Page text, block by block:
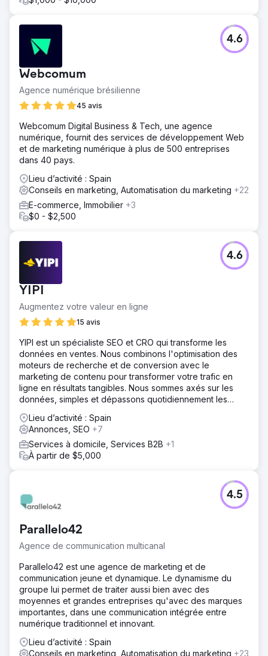
Webcomum
Agence numérique brésilienne
45 avis
4.6
Webcomum Digital Business & Tech, une agence
numérique, fournit des services de développement Web
et de marketing numérique à plus de 500 entreprises
dans 40 pays.
Lieu d’activité : Spain
Conseils en marketing, Automatisation du marketing +22
E-commerce, Immobilier +3
$0 - $2,500
YIPI
Augmentez votre valeur en ligne
15 avis
4.6
YIPI est un spécialiste SEO et CRO qui transforme les
données en ventes. Nous combinons l'optimisation des
moteurs de recherche et de conversion avec le
marketing de contenu pour transformer votre trafic en
ligne en résultats tangibles. Nous sommes axés sur les
données, simples et dépassons quotidiennement les
Lieu d’activité : Spain
Annonces, SEO +7
Services à domicile, Services B2B +1
À partir de $5,000
Parallelo42
Agence de communication multicanal
4.5
Parallelo42 est une agence de marketing et de
communication jeune et dynamique. Le dynamisme du
groupe lui permet de traiter aussi bien avec des
moyennes et grandes entreprises qu'avec des marques
importantes, dans une communication intégrée entre
numérique traditionnel et innovant.
Lieu d’activité : Spain
Conseils en marketing, Automatisation du marketing +23